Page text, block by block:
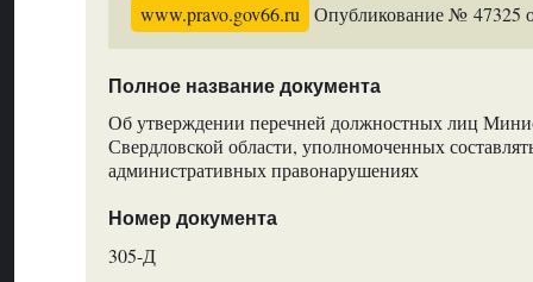
www.pravo.gov66.ru Опубликование № 47325
Полное название документа
Об утверждении перечней должностных лиц
Свердловской области, уполномоченных
административных правонарушениях
Номер документа
305-Д